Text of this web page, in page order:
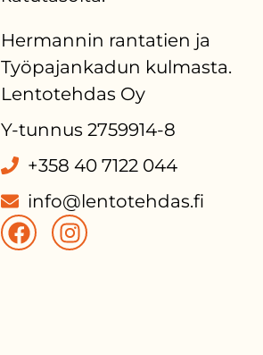
Hermannin rantatien ja
Työpajankadun kulmasta.
Lentotehdas Oy
Y-tunnus 2759914-8
+358 40 7122 044
info@lentotehdas.fi